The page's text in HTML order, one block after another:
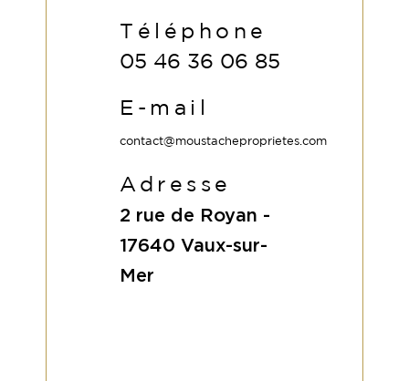
Téléphone
05 46 36 06 85
E-mail
contact@moustacheproprietes.com
Adresse
2 rue de Royan -
17640 Vaux-sur-
Mer